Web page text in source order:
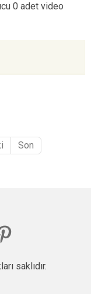
0 adet video
Son
saklıdır.